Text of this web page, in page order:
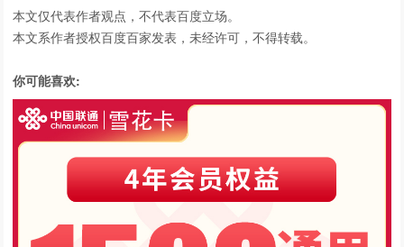
本文仅代表作者观点，不代表百度立场。
本文系作者授权百度百家发表，未经许可，不得转载。
你可能喜欢: